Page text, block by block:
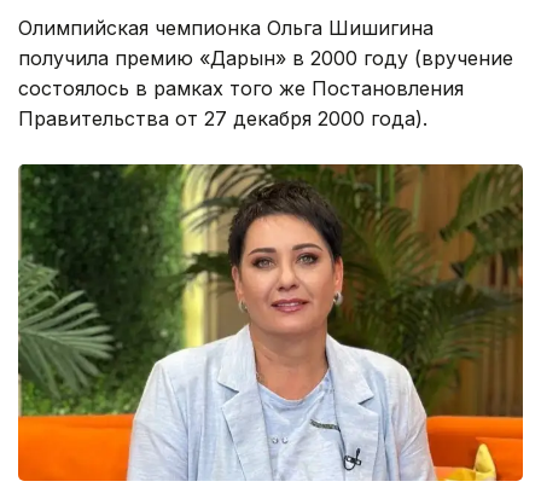
Олимпийская чемпионка Ольга Шишигина
получила премию «Дарын» в 2000 году (вручение
состоялось в рамках того же Постановления
Правительства от 27 декабря 2000 года).